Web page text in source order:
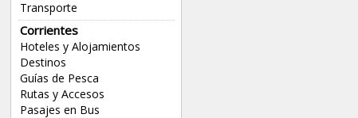
Transporte
Corrientes
Hoteles y Alojamientos
Destinos
Guías de Pesca
Rutas y Accesos
Pasajes en Bus